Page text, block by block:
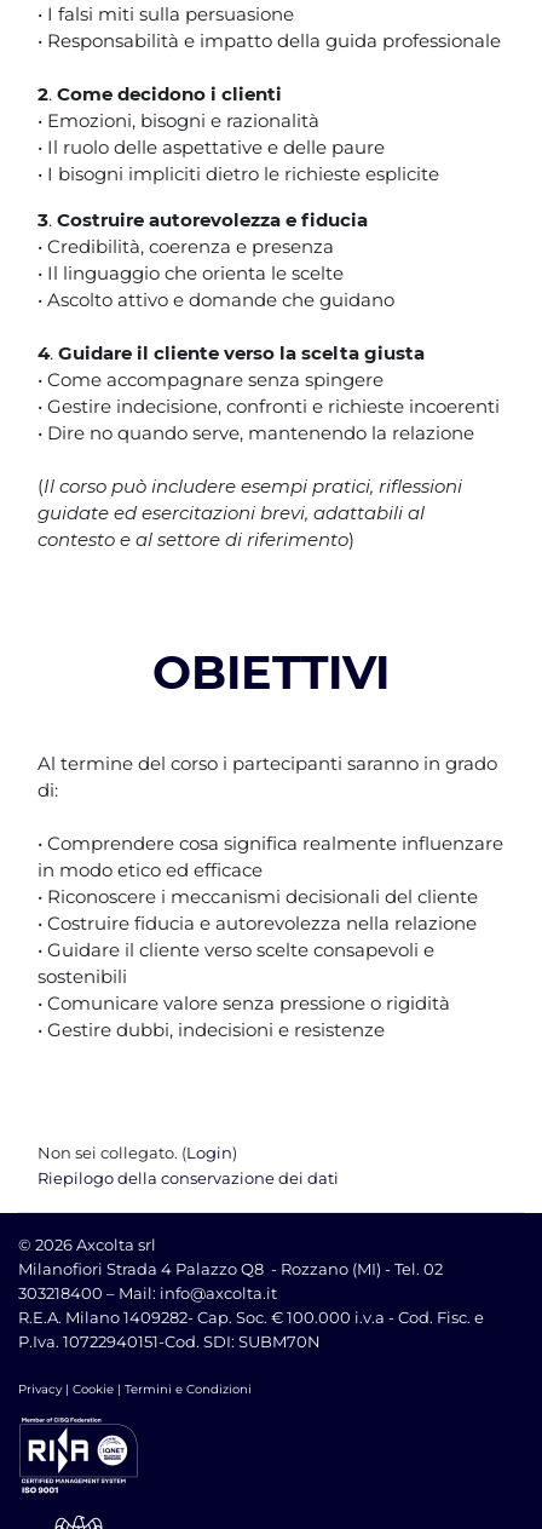
• I falsi miti sulla persuasione
• Responsabilità e impatto della guida professionale
2. Come decidono i clienti
• Emozioni, bisogni e razionalità
• Il ruolo delle aspettative e delle paure
• I bisogni impliciti dietro le richieste esplicite
3. Costruire autorevolezza e fiducia
• Credibilità, coerenza e presenza
• Il linguaggio che orienta le scelte
• Ascolto attivo e domande che guidano
4. Guidare il cliente verso la scelta giusta
• Come accompagnare senza spingere
• Gestire indecisione, confronti e richieste incoerenti
• Dire no quando serve, mantenendo la relazione
(Il corso può includere esempi pratici, riflessioni
guidate ed esercitazioni brevi, adattabili al
contesto e al settore di riferimento)
OBIETTIVI
Al termine del corso i partecipanti saranno in grado
di:
• Comprendere cosa significa realmente influenzare
in modo etico ed efficace
• Riconoscere i meccanismi decisionali del cliente
• Costruire fiducia e autorevolezza nella relazione
• Guidare il cliente verso scelte consapevoli e
sostenibili
• Comunicare valore senza pressione o rigidità
• Gestire dubbi, indecisioni e resistenze
Non sei collegato. (Login)
Riepilogo della conservazione dei dati
© 2026 Axcolta srl
Milanofiori Strada 4 Palazzo Q8 - Rozzano (MI) -Tel. 02
303218400 – Mail: info@axcolta.it
R.E.A. Milano 1409282- Cap. Soc. € 100.000 i.v.a -Cod. Fisc. e
P.Iva. 10722940151-Cod. SDI: SUBM70N
Privacy | Cookie | Termini e Condizioni